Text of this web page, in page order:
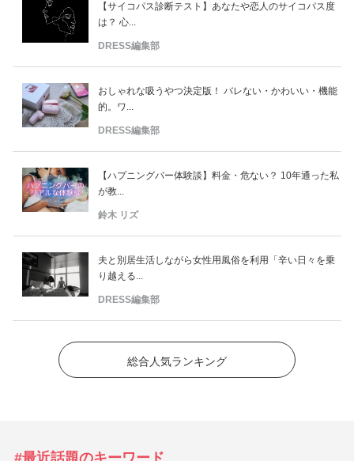
【サイコパス診断テスト】あなたや恋人のサイコパス度
は？ 心...
DRESS編集部
おしゃれな吸うやつ決定版！ バレない・かわいい・機能
的。ワ...
DRESS編集部
【ハプニングバー体験談】料金・危ない？ 10年通った私
が教...
鈴木 リズ
夫と別居生活しながら女性用風俗を利用「辛い日々を乗
り越える...
DRESS編集部
総合人気ランキング